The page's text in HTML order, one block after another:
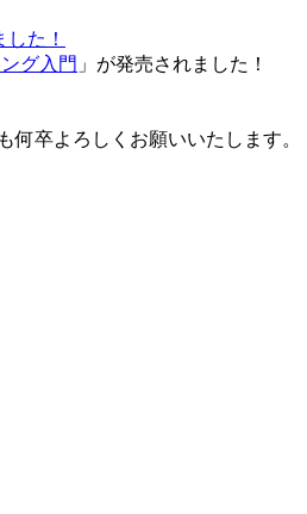
た！
グ入門 」が発売されました！
卒よろしくお願いいたします。